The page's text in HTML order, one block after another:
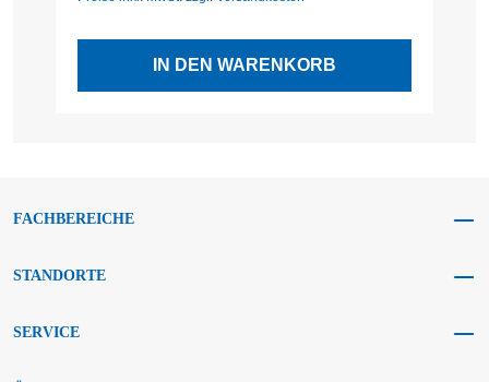
IN DEN WARENKORB
FACHBEREICHE
STANDORTE
SERVICE